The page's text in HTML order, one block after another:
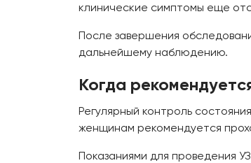
клинические симптомы еще
После завершения
дальнейшему наблюдению.
Когда
Регулярный контроль
женщинам рекомендуется
Показаниями для проведения